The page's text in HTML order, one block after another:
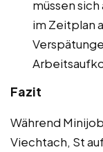
müssen
im Zeitplan
Fazit
Während
Viechtach, St